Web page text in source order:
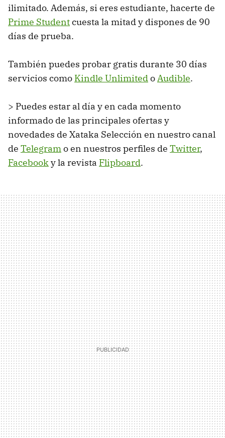
ilimitado. Además, si eres estudiante, hacerte de
Prime Studentcuesta la mitad y dispones de 90
días de prueba.
También puedes probar gratis durante 30 días
servicios como Kindle UnlimitedoAudible.
> Puedes estar al día y en cada momento
informado de las principales ofertas y
novedades de Xataka Selección en nuestro canal
de Telegramo en nuestros perfiles de Twitter,
Facebooky la revista Flipboard.